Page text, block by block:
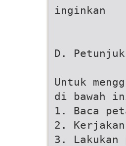
inginkan
D. Petunjuk
Untuk
di bawah
1. Baca
2.
3.